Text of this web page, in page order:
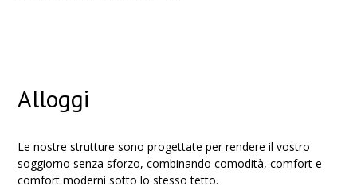
Alloggi
Le nostre strutture sono progettate per rendere il vostro
soggiorno senza sforzo, combinando comodità, comfort e
comfort moderni sotto lo stesso tetto.